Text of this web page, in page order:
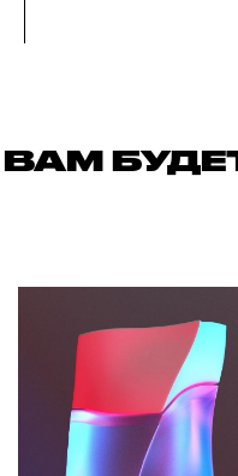
ВАМ